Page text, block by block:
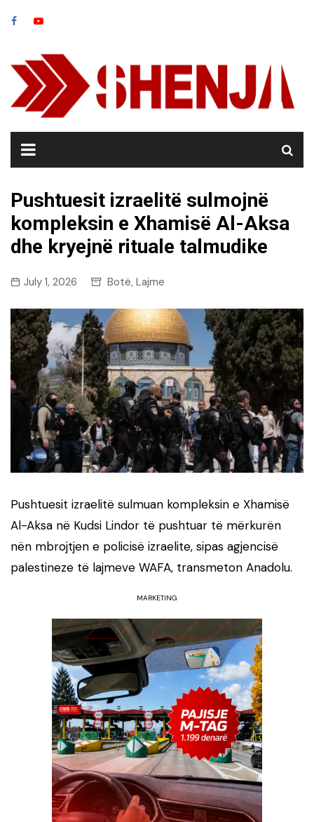
Pushtuesit izraelitë sulmojnë
kompleksin e Xhamisë Al-Aksa
dhe kryejnë rituale talmudike
July 1, 2026 Botë, Lajme
Pushtuesit izraelitë sulmuan kompleksin e Xhamisë
Al-Aksa në Kudsi Lindor të pushtuar të mërkurën
nën mbrojtjen e policisë izraelite, sipas agjencisë
palestineze të lajmeve WAFA, transmeton Anadolu.
MARKETING